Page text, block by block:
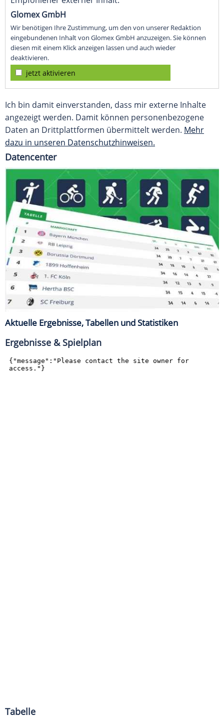
Glomex GmbH
Wir benötigen Ihre Zustimmung, um den von unserer Redaktion
eingebundenen Inhalt von Glomex GmbH anzuzeigen. Sie können
diesen mit einem Klick anzeigen lassen und auch wieder
deaktivieren.
jetzt aktivieren
Ich bin damit einverstanden, dass mir externe Inhalte
angezeigt werden. Damit können personenbezogene
Daten an Drittplattformen übermittelt werden. Mehr
dazu in unseren Datenschutzhinweisen.
Datencenter
Aktuelle Ergebnisse, Tabellen und Statistiken
Ergebnisse & Spielplan
Tabelle